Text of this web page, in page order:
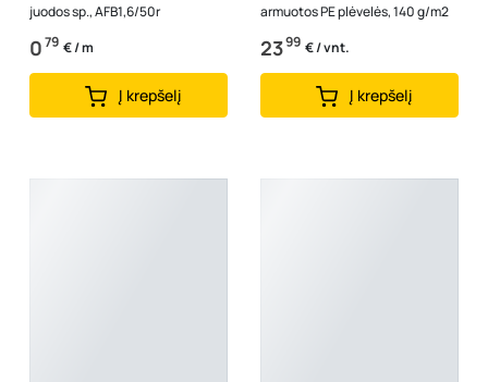
juodos sp., AFB1,6/50r
079 € / m
Į krepšelį
armuotos PE plėvelės, 140 g/m2
2399 € / vnt.
Į krepšelį